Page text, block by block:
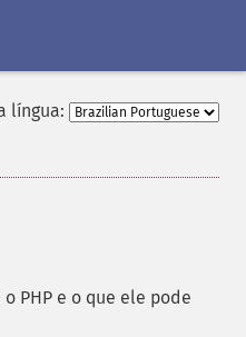
língua:
PHP e o que ele pode